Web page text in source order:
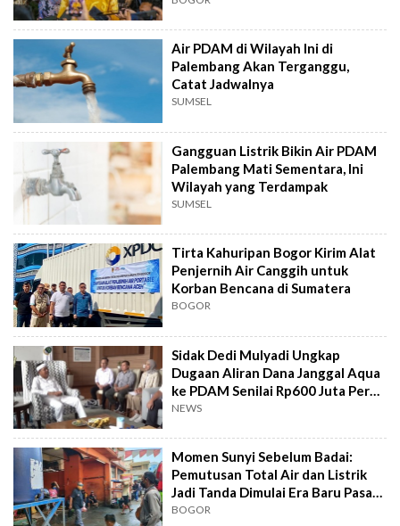
Air PDAM di Wilayah Ini di
Palembang Akan Terganggu,
Catat Jadwalnya
SUMSEL
Gangguan Listrik Bikin Air PDAM
Palembang Mati Sementara, Ini
Wilayah yang Terdampak
SUMSEL
Tirta Kahuripan Bogor Kirim Alat
Penjernih Air Canggih untuk
Korban Bencana di Sumatera
BOGOR
Sidak Dedi Mulyadi Ungkap
Dugaan Aliran Dana Janggal Aqua
ke PDAM Senilai Rp600 Juta Per
Bulan!
NEWS
Momen Sunyi Sebelum Badai:
Pemutusan Total Air dan Listrik
Jadi Tanda Dimulai Era Baru Pasar
Bogor
BOGOR